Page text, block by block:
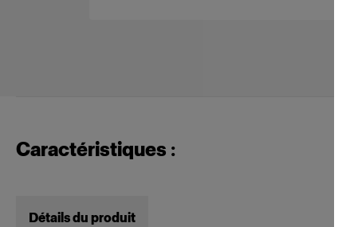
Caractéristiques :
Détails du produit